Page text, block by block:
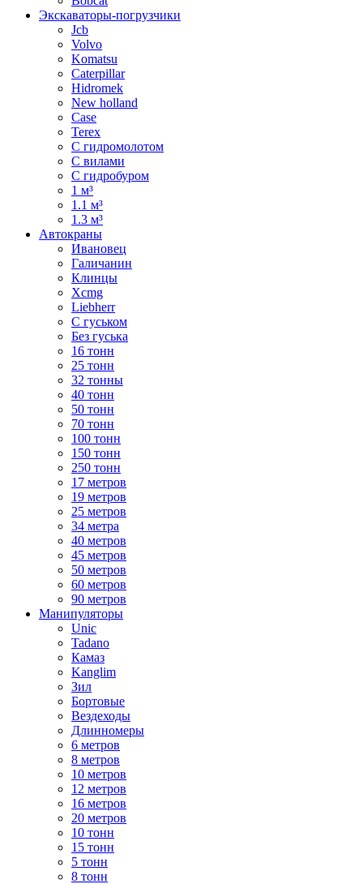
Экскаваторы-погрузчики
Jcb
Volvo
Komatsu
Caterpillar
Hidromek
New holland
Case
Terex
С гидромолотом
С вилами
С гидробуром
1 м³
1.1 м³
1.3 м³
Автокраны
Ивановец
Галичанин
Клинцы
Xcmg
Liebherr
С гуськом
Без гуська
16 тонн
25 тонн
32 тонны
40 тонн
50 тонн
70 тонн
100 тонн
150 тонн
250 тонн
17 метров
19 метров
25 метров
34 метра
40 метров
45 метров
50 метров
60 метров
90 метров
Манипуляторы
Unic
Tadano
Камаз
Kanglim
Зил
Бортовые
Вездеходы
Длинномеры
6 метров
8 метров
10 метров
12 метров
16 метров
20 метров
10 тонн
15 тонн
5 тонн
8 тонн